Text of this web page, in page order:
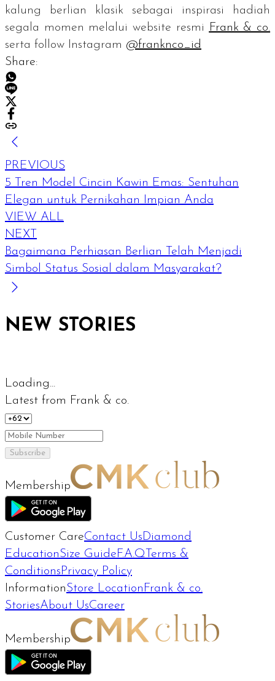
kalung berlian klasik sebagai inspirasi hadiah
segala momen melaluiwebsite resmi
Frank & co.
serta follow Instagram @franknco_id
Share:
PREVIOUS
5 Tren Model Cincin Kawin Emas: Sentuhan
Elegan untuk Pernikahan Impian Anda
VIEW ALL
NEXT
Bagaimana Perhiasan Berlian Telah Menjadi
Simbol Status Sosial dalam Masyarakat?
NEW STORIES
Loading...
Latest from Frank & co.
Subscribe
Membership
Customer CareContact Us Diamond
EducationSize Guide F.A.Q Terms &
Conditions Privacy Policy
InformationStore Location Frank & co.
StoriesAbout UsCareer
Membership